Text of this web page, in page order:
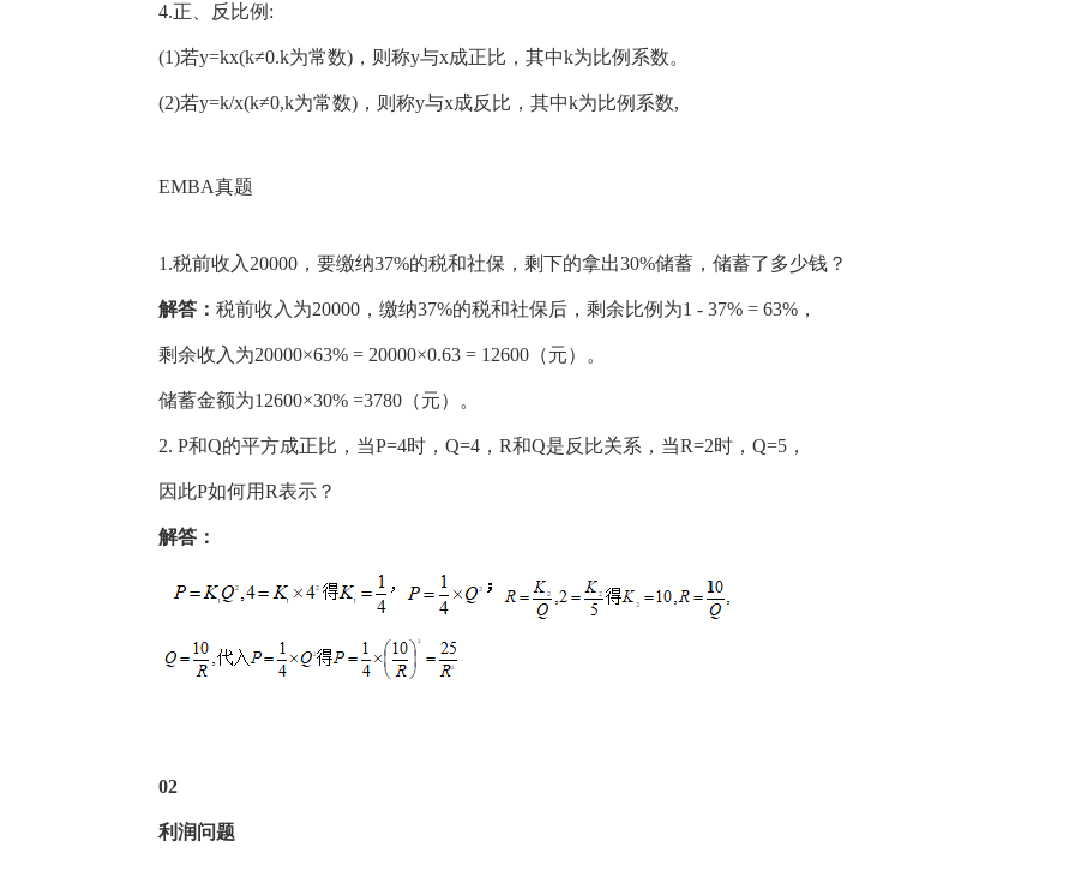
4.正、反比例:
(1)若y=kx(k≠0.k为常数)，则称y与x成正比，其中k为比例系数。
(2)若y=k/x(k≠0,k为常数)，则称y与x成反比，其中k为比例系数,
EMBA真题
1.税前收入20000，要缴纳37%的税和社保，剩下的拿出30%储蓄，储蓄了多少钱？
解答： 税前收入为20000，缴纳37%的税和社保后，剩余比例为1 - 37% = 63%，
剩余收入为20000×63% = 20000×0.63 = 12600（元）。
储蓄金额为12600×30% =3780（元）。
2. P和Q的平方成正比，当P=4时，Q=4，R和Q是反比关系，当R=2时，Q=5，
因此P如何用R表示？
解答：
02
利润问题